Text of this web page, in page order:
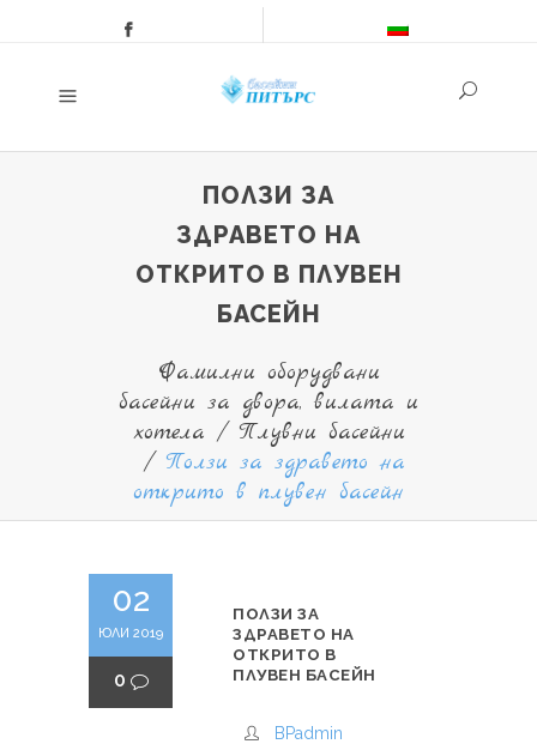
ПОЛЗИ ЗА
ЗДРАВЕТО НА
ОТКРИТО В ПЛУВЕН
БАСЕЙН
Фамилни оборудвани
басейни за двора, вилата и
хотела / Плувни басейни
/ Ползи за здравето на
открито в плувен басейн
02
ЮЛИ 2019
0
ПОЛЗИ ЗА
ЗДРАВЕТО НА
ОТКРИТО В
ПЛУВЕН БАСЕЙН
BPadmin